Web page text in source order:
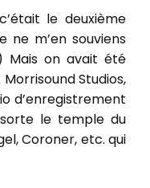
le deuxième
ne m’en souviens
Mais on avait été
Studios,
d’enregistrement
le temple du
Coroner, etc. qui